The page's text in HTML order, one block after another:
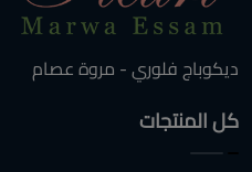
ديكوباج فلوري - مروة عصام
كل المنتجات